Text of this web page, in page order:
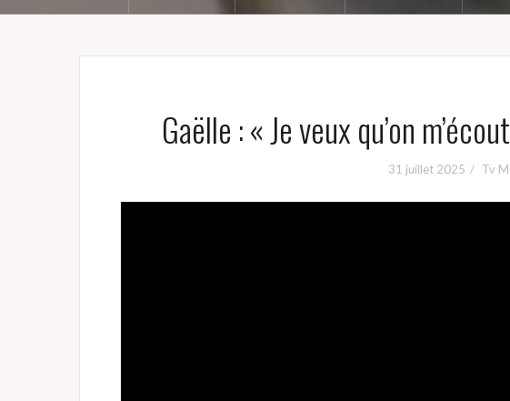
Gaëlle : « Je veux qu’on
31 juillet 2025 Tv